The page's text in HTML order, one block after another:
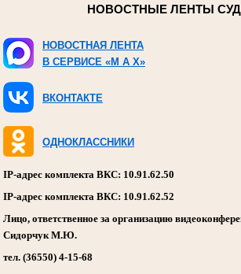
НОВОСТНЫЕ ЛЕНТЫ
НОВОСТНАЯ ЛЕНТА
В СЕРВИСЕ «M A X»
ВКОНТАКТЕ
ОДНОКЛАССНИКИ
IP-адрес комплекта ВКС: 10.91.62.50
IP-адрес комплекта ВКС: 10.91.62.52
Лицо, ответственное за организацию
Сидорчук М.Ю.
тел. (36550) 4-15-68